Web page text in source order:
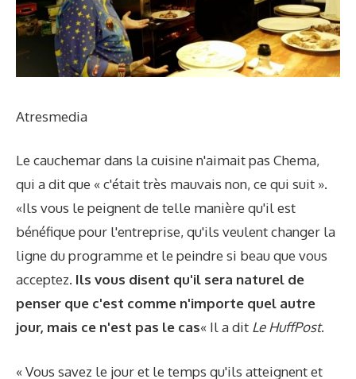
Atresmedia
Le cauchemar dans la cuisine n'aimait pas Chema,
qui a dit que « c'était très mauvais non, ce qui suit ».
«Ils vous le peignent de telle manière qu'il est
bénéfique pour l'entreprise, qu'ils veulent changer la
ligne du programme et le peindre si beau que vous
acceptez. Ils vous disent qu'il sera naturel de
penser que c'est comme n'importe quel autre
jour, mais ce n'est pas le cas« Il a dit Le HuffPost.
« Vous savez le jour et le temps qu'ils atteignent et